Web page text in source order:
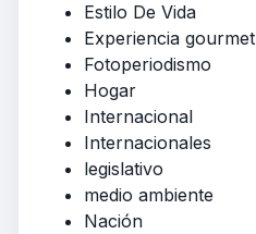
Estilo De Vida
Experiencia gourmet
Fotoperiodismo
Hogar
Internacional
Internacionales
legislativo
medio ambiente
Nación